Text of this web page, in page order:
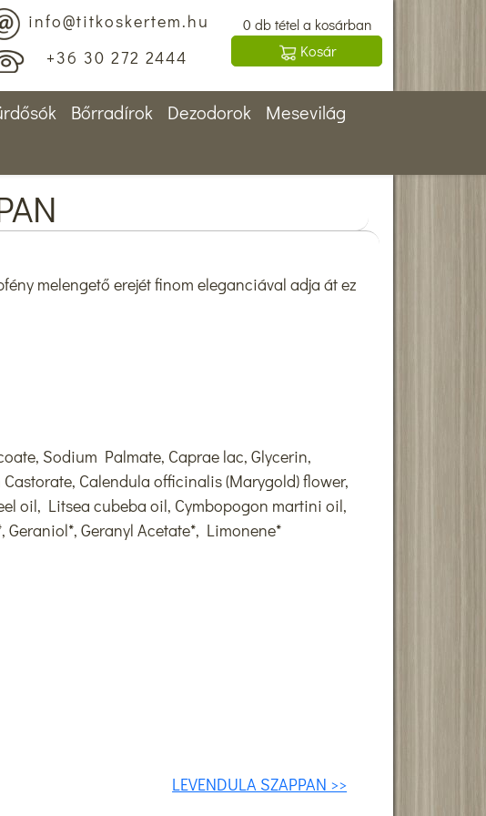
info@titkoskertem.hu
+36 30 272 2444
0 db tétel a kosárban
Kosár
Bőrradírok Dezodorok
Mesevilág
melengető erejét finom eleganciával adja át ez
Sodium Palmate, Caprae lac, Glycerin,
Calendula officinalis (Marygold) flower,
oil, Litsea cubeba oil, Cymbopogon martini oil,
Geranyl Acetate*, Limonene*
LEVENDULA SZAPPAN >>